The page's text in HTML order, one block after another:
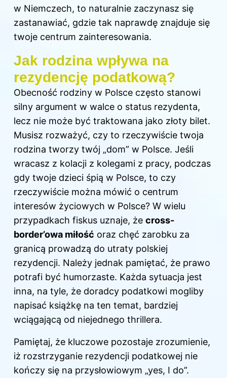
w Niemczech, to naturalnie zaczynasz się
zastanawiać, gdzie tak naprawdę znajduje się
twoje centrum zainteresowania.
Jak rodzina wpływa na
rezydencję podatkową?
Obecność rodziny w Polsce często stanowi
silny argument w walce o status rezydenta,
lecz nie może być traktowana jako złoty bilet.
Musisz rozważyć, czy to rzeczywiście twoja
rodzina tworzy twój „dom” w Polsce. Jeśli
wracasz z kolacji z kolegami z pracy, podczas
gdy twoje dzieci śpią w Polsce, to czy
rzeczywiście można mówić o centrum
interesów życiowych w Polsce? W wielu
przypadkach fiskus uznaje, że cross-
border’owa miłość oraz chęć zarobku za
granicą prowadzą do utraty polskiej
rezydencji. Należy jednak pamiętać, że prawo
potrafi być humorzaste. Każda sytuacja jest
inna, na tyle, że doradcy podatkowi mogliby
napisać książkę na ten temat, bardziej
wciągającą od niejednego thrillera.
Pamiętaj, że kluczowe pozostaje zrozumienie,
iż rozstrzyganie rezydencji podatkowej nie
kończy się na przysłowiowym „yes, I do”.